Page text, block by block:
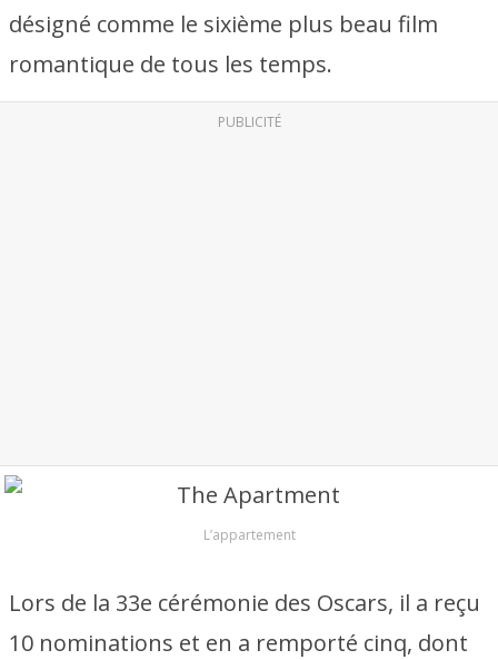
désigné comme le sixième plus beau film
romantique de tous les temps.
PUBLICITÉ
L’appartement
Lors de la 33e cérémonie des Oscars, il a reçu
10 nominations et en a remporté cinq, dont